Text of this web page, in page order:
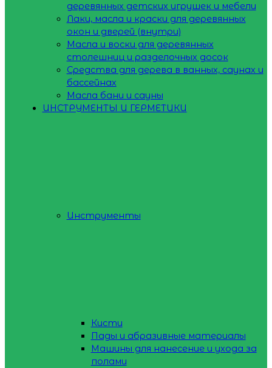
деревянных детских игрушек и мебели
Лаки, масла и краски для деревянных
окон и дверей (внутри)
Масла и воски для деревянных
столешниц и разделочных досок
Средства для дерева в ванных, саунах и
бассейнах
Масла бани и сауны
ИНСТРУМЕНТЫ И ГЕРМЕТИКИ
Инструменты
Кисти
Пады и абразивные материалы
Машины для нанесение и ухода за
полами